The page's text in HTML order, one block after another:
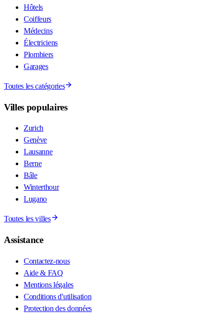
Hôtels
Coiffeurs
Médecins
Électriciens
Plombiers
Garages
Toutes les catégories
Villes populaires
Zurich
Genève
Lausanne
Berne
Bâle
Winterthour
Lugano
Toutes les villes
Assistance
Contactez-nous
Aide & FAQ
Mentions légales
Conditions d'utilisation
Protection des données